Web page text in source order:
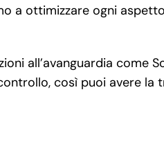
a ottimizzare ogni
all’avanguardia come
così puoi avere